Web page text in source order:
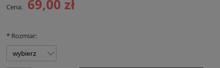
Cena: 69,00 zł
* Rozmiar: